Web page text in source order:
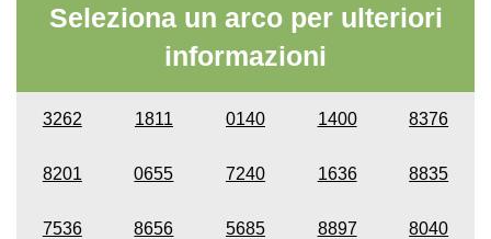
Seleziona un arco per ulteriori
informazioni
3262 1811 0140 1400 8376
8201 0655 7240 1636 8835
7536 8656 5685 8897 8040